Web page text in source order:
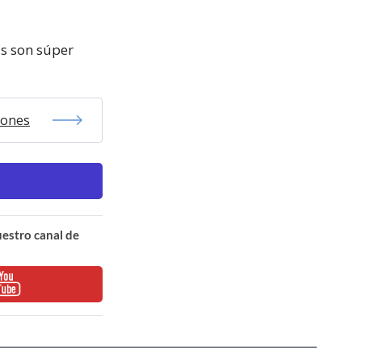
son súper
canal de